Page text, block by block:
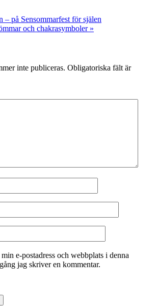
– på Sensommarfest för själen
och chakrasymboler »
inte publiceras. Obligatoriska fält är
e-postadress och webbplats i denna
jag skriver en kommentar.